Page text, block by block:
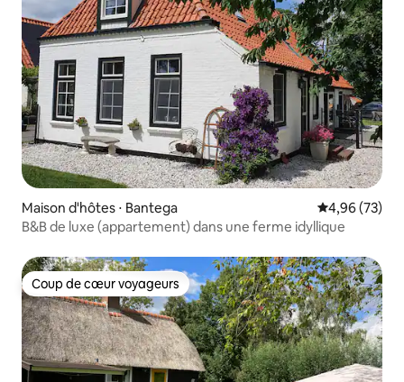
Maison d'hôtes ⋅ Bantega Évaluation
4,96 (73)
B&B de luxe (appartement) dans une ferme idyllique
Coup de cœur voyageurs
Coup de cœur voyageurs